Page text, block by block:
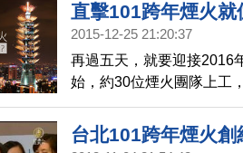
直擊101跨年煙火就
2015-12-25 21:20:37
再過五天，就要迎接2016
始，約30位煙火團隊上工
過程驚險萬分。
台北101跨年煙火